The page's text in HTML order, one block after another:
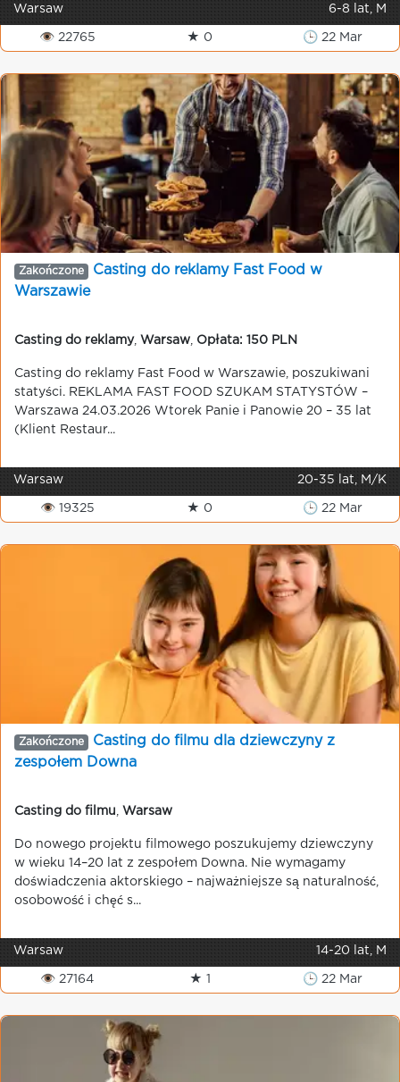
Warsaw 6-8 lat, M
👁 22765 ★ 0 🕒 22 Mar
Zakończone
Casting do reklamy Fast Food w
Warszawie
Casting do reklamy, Warsaw Opłata: 150 PLN
Casting do reklamy Fast Food w Warszawie, poszukiwani
statyści. REKLAMA FAST FOOD SZUKAM STATYSTÓW –
Warszawa 24.03.2026 Wtorek Panie i Panowie 20 – 35 lat
(Klient Restaur...
Warsaw 20-35 lat, M/K
👁 19325 ★ 0 🕒 22 Mar
Zakończone
Casting do filmu dla dziewczyny z
zespołem Downa
Casting do filmu Warsaw
Do nowego projektu filmowego poszukujemy dziewczyny
w wieku 14–20 lat z zespołem Downa. Nie wymagamy
doświadczenia aktorskiego – najważniejsze są naturalność,
osobowość i chęć s...
Warsaw 14-20 lat, M
👁 27164 ★ 1 🕒 22 Mar